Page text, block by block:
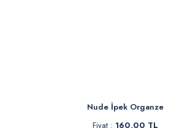
Nude İpek Organze
Fiyat : 160,00 TL